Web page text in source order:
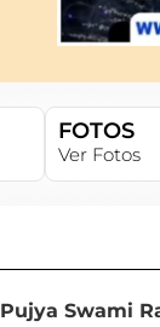
FOTOS
Ver Fotos
Pujya Swami